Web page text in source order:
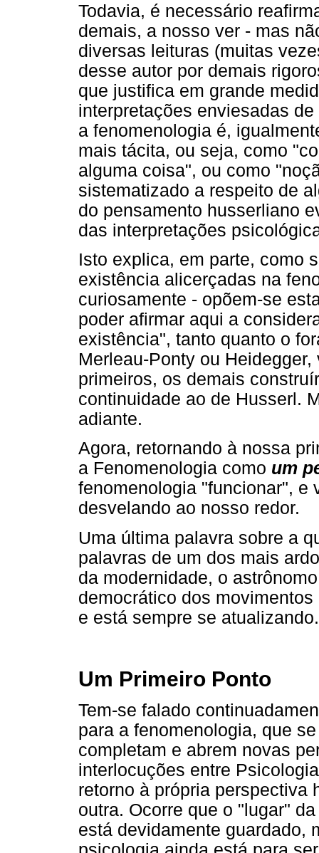
Todavia, é necessário
demais, a nosso ver - mas
diversas leituras (muitas
desse autor por demais
que justifica em grande
interpretações enviesadas
a fenomenologia é,
mais tácita, ou seja, como
alguma coisa", ou como
sistematizado a respeito de
do pensamento husserliano
das interpretações
Isto explica, em parte, como
existência alicerçadas na
curiosamente - opõem-se
poder afirmar aqui a
existência", tanto quanto o
Merleau-Ponty ou
primeiros, os demais
continuidade ao de Husserl.
adiante.
Agora, retornando à nossa
a Fenomenologia como um
fenomenologia "funcionar", e
desvelando ao nosso redor.
Uma última palavra sobre a
palavras de um dos mais
da modernidade, o
democrático dos
e está sempre se atualizando.
Um Primeiro Ponto
Tem-se falado
para a fenomenologia, que
completam e abrem novas
interlocuções entre
retorno à própria perspectiva
outra. Ocorre que o "lugar"
está devidamente guardado,